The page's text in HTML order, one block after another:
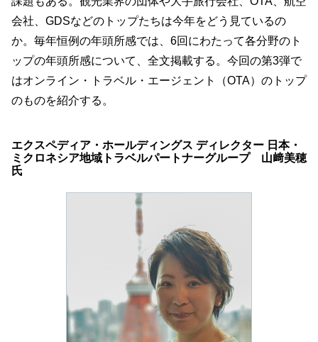
会社、GDSなどのトップたちは今年をどう見ているの
か。毎年恒例の年頭所感では、6回にわたって各分野のト
ップの年頭所感について、全文掲載する。今回の第3弾で
はオンライン・トラベル・エージェント（OTA）のトップ
のものを紹介する。
エクスペディア・ホールディングス ディレクター 日本・
ミクロネシア地域トラベルパートナーグループ 山﨑美穂
氏